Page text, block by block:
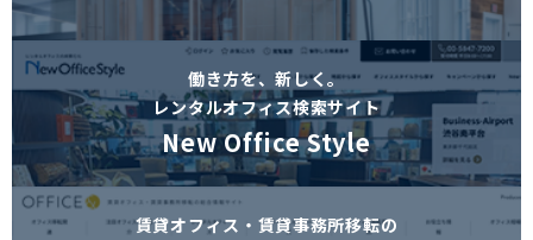
働き方を、新しく。
レンタルオフィス検索サイト
New Office Style
賃貸オフィス・賃貸事務所移転の